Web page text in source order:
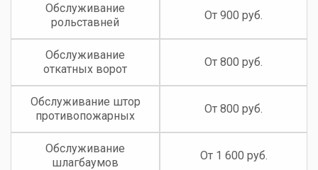
Обслуживание
рольставней
От 900 руб.
Обслуживание
откатных ворот
От 800 руб.
Обслуживание штор
противопожарных
От 800 руб.
Обслуживание
шлагбаумов
От 1 600 руб.